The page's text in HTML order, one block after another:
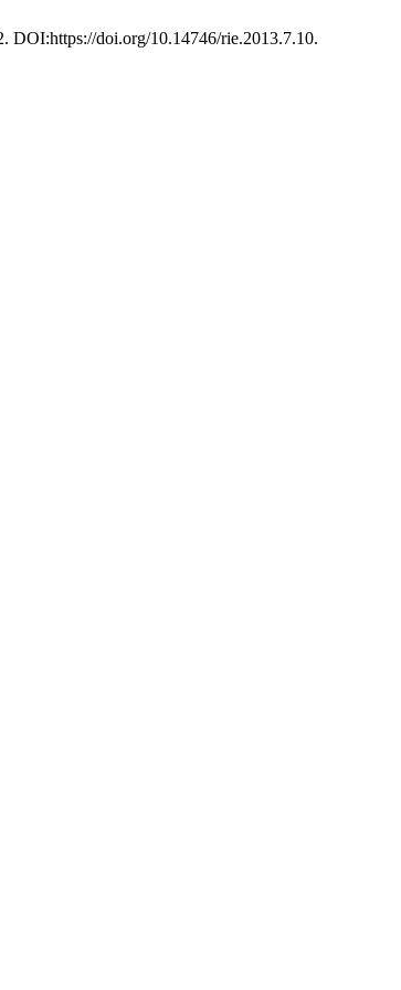
DOI:https://doi.org/10.14746/rie.2013.7.10.